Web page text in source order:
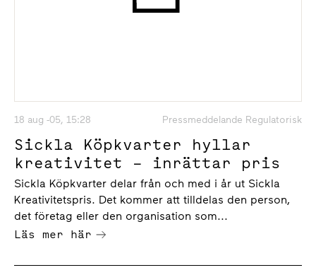
18 aug -05, 15:28 Pressmeddelande Regulatorisk
Sickla Köpkvarter hyllar
kreativitet – inrättar pris
Sickla Köpkvarter delar från och med i år ut Sickla
Kreativitetspris. Det kommer att tilldelas den person,
det företag eller den organisation som...
Läs mer här